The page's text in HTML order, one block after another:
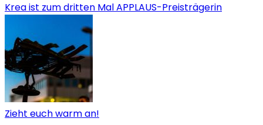
Krea ist zum dritten Mal APPLAUS-Preisträgerin
Zieht euch warm an!